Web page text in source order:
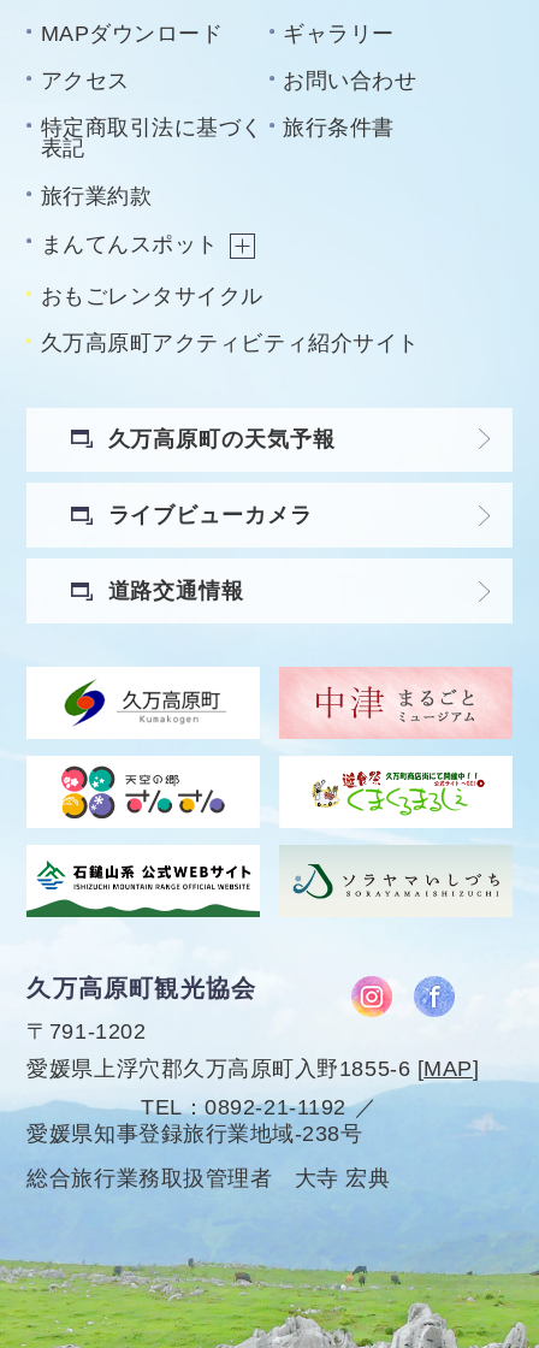
MAPダウンロード
ギャラリー
アクセス
お問い合わせ
特定商取引法に基づく
表記
旅行条件書
旅行業約款
まんてんスポット
おもごレンタサイクル
久万高原町アクティビティ紹介サイト
久万高原町の天気予報
ライブビューカメラ
道路交通情報
久万高原町観光協会
〒791-1202
愛媛県上浮穴郡久万高原町入野1855-6 [MAP]
TEL
0892-21-1192
愛媛県知事登録旅行業地域-238号
総合旅行業務取扱管理者 大寺 宏典